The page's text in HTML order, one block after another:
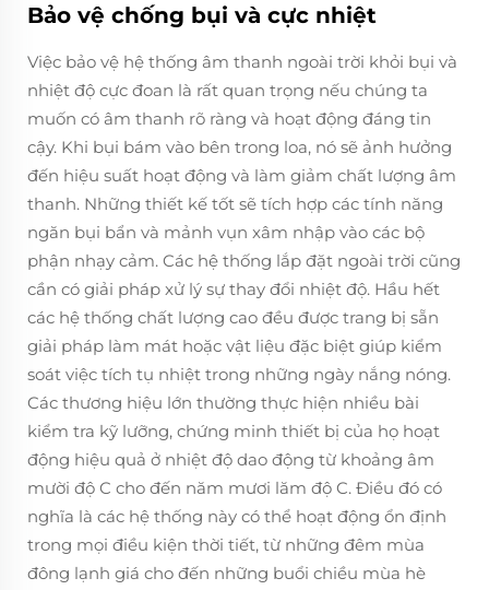
Bảo vệ chống bụi và cực nhiệt
Việc bảo vệ hệ thống âm thanh ngoài trời khỏi bụi và
nhiệt độ cực đoan là rất quan trọng nếu chúng ta
muốn có âm thanh rõ ràng và hoạt động đáng tin
cậy. Khi bụi bám vào bên trong loa, nó sẽ ảnh hưởng
đến hiệu suất hoạt động và làm giảm chất lượng âm
thanh. Những thiết kế tốt sẽ tích hợp các tính năng
ngăn bụi bẩn và mảnh vụn xâm nhập vào các bộ
phận nhạy cảm. Các hệ thống lắp đặt ngoài trời cũng
cần có giải pháp xử lý sự thay đổi nhiệt độ. Hầu hết
các hệ thống chất lượng cao đều được trang bị sẵn
giải pháp làm mát hoặc vật liệu đặc biệt giúp kiểm
soát việc tích tụ nhiệt trong những ngày nắng nóng.
Các thương hiệu lớn thường thực hiện nhiều bài
kiểm tra kỹ lưỡng, chứng minh thiết bị của họ hoạt
động hiệu quả ở nhiệt độ dao động từ khoảng âm
mười độ C cho đến năm mươi lăm độ C. Điều đó có
nghĩa là các hệ thống này có thể hoạt động ổn định
trong mọi điều kiện thời tiết, từ những đêm mùa
đông lạnh giá cho đến những buổi chiều mùa hè